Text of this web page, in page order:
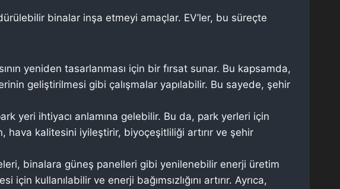
binalar inşa etmeyi amaçlar. EV’ler, bu süreçte
yeniden tasarlanması için bir fırsat sunar. Bu kapsamda,
geliştirilmesi gibi çalışmalar yapılabilir. Bu sayede, şehir
yeri ihtiyacı anlamına gelebilir. Bu da, park yerleri için
hava kalitesini iyileştirir, biyoçeşitliliği artırır ve şehir
binalara güneş panelleri gibi yenilenebilir enerji üretim
kullanılabilir ve enerji bağımsızlığını artırır. Ayrıca,